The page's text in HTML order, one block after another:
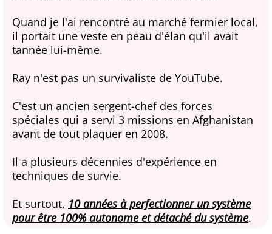
Quand je l'ai rencontré au marché fermier local,
il portait une veste en peau d'élan qu'il avait
tannée lui-même.
Ray n'est pas un survivaliste de YouTube.
C'est un ancien sergent-chef des forces
spéciales qui a servi 3 missions en Afghanistan
avant de tout plaquer en 2008.
Il a plusieurs décennies d'expérience en
techniques de survie.
Et surtout, 10 années à perfectionner un système
pour être 100% autonome et détaché du système.